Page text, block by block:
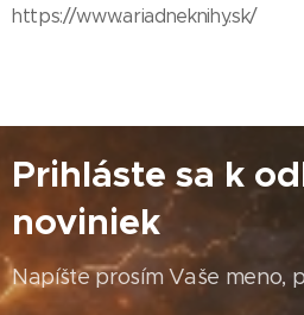
https://www.ariadneknihy.sk/
Prihláste sa k
noviniek
Napíšte prosím Vaše meno,